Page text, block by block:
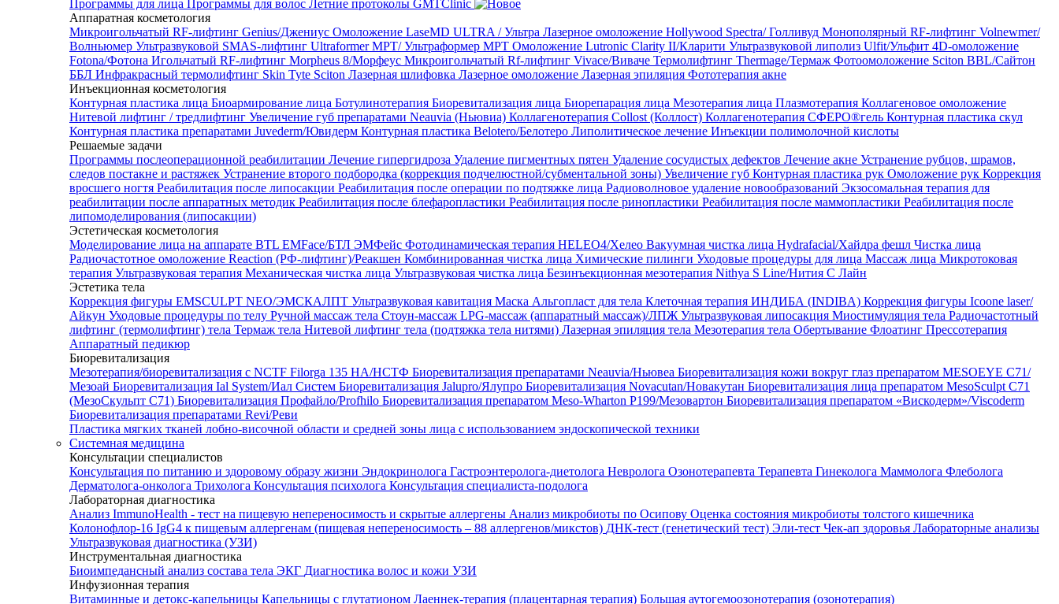
Программы для лица Программы для волос Летние протоколы GMTClinic
Аппаратная косметология
Микроигольчатый RF-лифтинг Genius/Джениус Омоложение LaseMD ULTRA / Ультра Лазерное омоложение Hollywood Spectra/ Голливуд Монополярный RF-лифтинг Volnewmer/
Волньюмер Ультразвуковой SMAS-лифтинг Ultraformer MPT/ Ультраформер MPT Омоложение Lutronic Clarity II/Кларити Ультразвуковой липолиз Ulfit/Ульфит 4D-омоложение
Fotona/Фотона Игольчатый RF-лифтинг Morpheus 8/Морфеус Микроигольчатый Rf-лифтинг Vivace/Виваче Термолифтинг Thermage/Термаж Фотоомоложение Sciton BBL/Сайтон
ББЛ Инфракрасный термолифтинг Skin Tyte Sciton Лазерная шлифовка Лазерное омоложение Лазерная эпиляция Фототерапия акне
Инъекционная косметология
Контурная пластика лица Биоармирование лица Ботулинотерапия Биоревитализация лица Биорепарация лица Мезотерапия лица Плазмотерапия Коллагеновое омоложение
Нитевой лифтинг / тредлифтинг Увеличение губ препаратами Neauvia (Ньювиа) Коллагенотерапия Collost (Коллост) Коллагенотерапия СФЕРО®гель Контурная пластика скул
Контурная пластика препаратами Juvederm/Ювидерм Контурная пластика Belotero/Белотеро Липолитическое лечение Инъекции полимолочной кислоты
Решаемые задачи
Программы послеоперационной реабилитации Лечение гипергидроза Удаление пигментных пятен Удаление сосудистых дефектов Лечение акне Устранение рубцов, шрамов,
следов постакне и растяжек Устранение второго подбородка (коррекция подчелюстной/субментальной зоны) Увеличение губ Контурная пластика рук Омоложение рук Коррекция
вросшего ногтя Реабилитация после липосакции Реабилитация после операции по подтяжке лица Радиоволновое удаление новообразований Экзосомальная терапия для
реабилитации после аппаратных методик Реабилитация после блефаропластики Реабилитация после ринопластики Реабилитация после маммопластики Реабилитация после
липомоделирования (липосакции)
Эстетическая косметология
Моделирование лица на аппарате BTL EMFace/БТЛ ЭМФейс Фотодинамическая терапия HELEO4/Хелео Вакуумная чистка лица Hydrafacial/Хайдра фешл Чистка лица
Радиочастотное омоложение Reaction (РФ-лифтинг)/Реакшен Комбинированная чистка лица Химические пилинги Уходовые процедуры для лица Массаж лица Микротоковая
терапия Ультразвуковая терапия Механическая чистка лица Ультразвуковая чистка лица Безинъекционная мезотерапия Nithya S Line/Нития С Лайн
Эстетика тела
Коррекция фигуры EMSCULPT NEO/ЭМСКАЛПТ Ультразвуковая кавитация Маска Альгопласт для тела Клеточная терапия ИНДИБА (INDIBA) Коррекция фигуры Icoone laser/
Айкун Уходовые процедуры по телу Ручной массаж тела Стоун-массаж LPG-массаж (аппаратный массаж)/ЛПЖ Ультразвуковая липосакция Миостимуляция тела Радиочастотный
лифтинг (термолифтинг) тела Термаж тела Нитевой лифтинг тела (подтяжка тела нитями) Лазерная эпиляция тела Мезотерапия тела Обертывание Флоатинг Прессотерапия
Аппаратный педикюр
Биоревитализация
Мезотерапия/биоревитализация с NCTF Filorga 135 HA/НСТФ Биоревитализация препаратами Neauvia/Ньювеа Биоревитализация кожи вокруг глаз препаратом MESOEYE C71/
Мезоай Биоревитализация Ial System/Иал Систем Биоревитализация Jalupro/Ялупро Биоревитализация Novacutan/Новакутан Биоревитализация лица препаратом MesoSculpt C71
(МезоСкульпт С71) Биоревитализация Профайло/Profhilo Биоревитализация препаратом Meso-Wharton P199/Мезовартон Биоревитализация препаратом «Вискодерм»/Viscoderm
Биоревитализация препаратами Revi/Реви
Пластика мягких тканей лобно-височной области и средней зоны лица с использованием эндоскопической техники
Системная медицина
Консультации специалистов
Консультация по питанию и здоровому образу жизни Эндокринолога Гастроэнтеролога-диетолога Невролога Озонотерапевта Терапевта Гинеколога Маммолога Флеболога
Дерматолога-онколога Трихолога Консультация психолога Консультация специалиста-подолога
Лабораторная диагностика
Анализ ImmunoHealth - тест на пищевую непереносимость и скрытые аллергены Анализ микробиоты по Осипову Оценка состояния микробиоты толстого кишечника
Колонофлор-16 IgG4 к пищевым аллергенам (пищевая непереносимость – 88 аллергенов/микстов) ДНК-тест (генетический тест) Эли-тест Чек-ап здоровья Лабораторные анализы
Ультразвуковая диагностика (УЗИ)
Инструментальная диагностика
Биоимпедансный анализ состава тела ЭКГ Диагностика волос и кожи УЗИ
Инфузионная терапия
Витаминные и детокс-капельницы Капельницы с глутатионом Лаеннек-терапия (плацентарная терапия) Большая аутогемоозонотерапия (озонотерапия)